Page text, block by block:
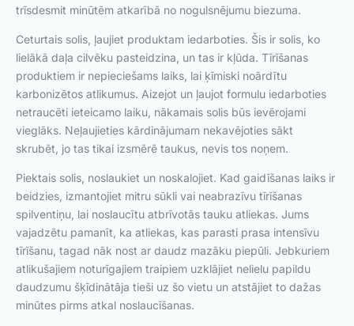
trīsdesmit minūtēm atkarībā no nogulsnējumu biezuma.
Ceturtais solis, ļaujiet produktam iedarboties. Šis ir solis, ko
lielākā daļa cilvēku pasteidzina, un tas ir kļūda. Tīrīšanas
produktiem ir nepieciešams laiks, lai ķīmiski noārdītu
karbonizētos atlikumus. Aizejot un ļaujot formulu iedarboties
netraucēti ieteicamo laiku, nākamais solis būs ievērojami
vieglāks. Neļaujieties kārdinājumam nekavējoties sākt
skrubēt, jo tas tikai izsmērē taukus, nevis tos noņem.
Piektais solis, noslaukiet un noskalojiet. Kad gaidīšanas laiks ir
beidzies, izmantojiet mitru sūkli vai neabrazīvu tīrīšanas
spilventiņu, lai noslaucītu atbrīvotās tauku atliekas. Jums
vajadzētu pamanīt, ka atliekas, kas parasti prasa intensīvu
tīrīšanu, tagad nāk nost ar daudz mazāku piepūli. Jebkuriem
atlikušajiem noturīgajiem traipiem uzklājiet nelielu papildu
daudzumu šķīdinātāja tieši uz šo vietu un atstājiet to dažas
minūtes pirms atkal noslaucīšanas.